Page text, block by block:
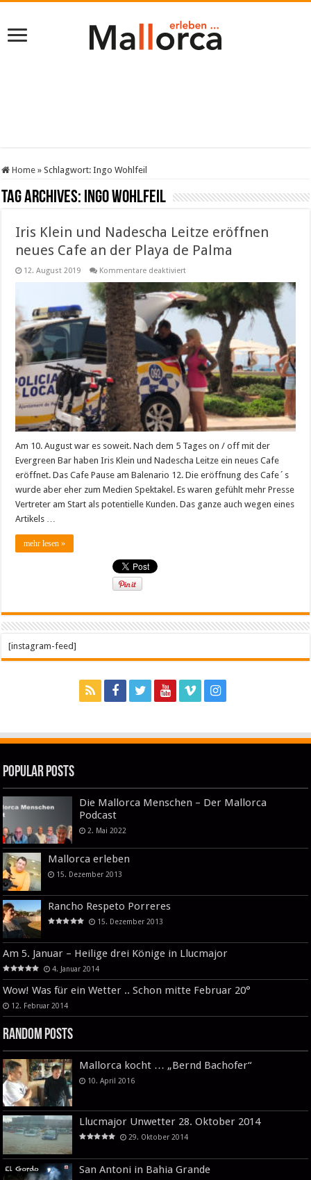
Home » Schlagwort:Ingo Wohlfeil
Tag Archives: Ingo Wohlfeil
Iris Klein und Nadescha Leitze eröffnen
neues Cafe an der Playa de Palma
12. August 2019 Kommentare deaktiviertfür
Klein
und
Nadescha
Leitze
eröffnen
neues
Cafe
an
der
Playa
de
Palma
Am 10. August war es soweit. Nach dem 5 Tages on / off mit der
Evergreen Bar haben Iris Klein und Nadescha Leitze ein neues Cafe
eröffnet. Das Cafe Pause am Balenario 12. Die eröffnung des Cafe´s
wurde aber eher zum Medien Spektakel. Es waren gefühlt mehr Presse
Vertreter am Start als potentielle Kunden. Das ganze auch wegen eines
Artikels …
mehr lesen »
[instagram-feed]
Popular Posts
Die Mallorca Menschen – Der Mallorca
Podcast
2. Mai 2022
Mallorca erleben
15. Dezember 2013
Rancho Respeto Porreres
15. Dezember 2013
Am 5. Januar – Heilige drei Könige in Llucmajor
4. Januar 2014
Wow! Was für ein Wetter .. Schon mitte Februar 20°
12. Februar 2014
Random Posts
Mallorca kocht … „Bernd Bachofer“
10. April 2016
Llucmajor Unwetter 28. Oktober 2014
29. Oktober 2014
San Antoni in Bahia Grande